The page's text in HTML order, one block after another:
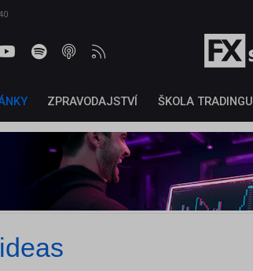
ZPRAVODAJSTVÍ ŠKOLA TRADINGU